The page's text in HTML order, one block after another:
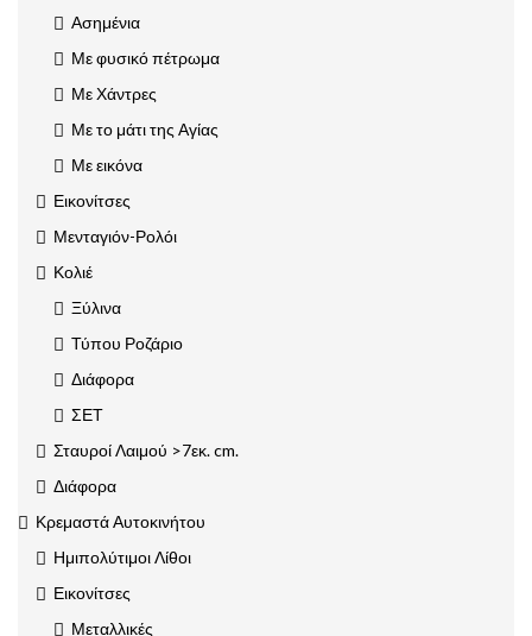
Ασημένια
Με φυσικό πέτρωμα
Με Χάντρες
Με το μάτι της Αγίας
Με εικόνα
Εικονίτσες
Μενταγιόν-Ρολόι
Κολιέ
Ξύλινα
Τύπου Ροζάριο
Διάφορα
ΣΕΤ
Σταυροί Λαιμού >7εκ. cm.
Διάφορα
Κρεμαστά Αυτοκινήτου
Ημιπολύτιμοι Λίθοι
Εικονίτσες
Μεταλλικές